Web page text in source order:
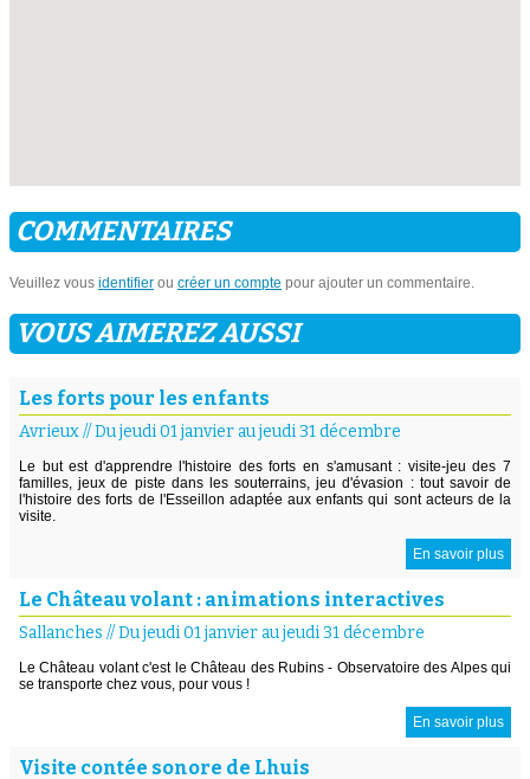
COMMENTAIRES
Veuillez vous identifier ou créer un compte pour ajouter un commentaire.
VOUS AIMEREZ AUSSI
Les forts pour les enfants
Avrieux//Du jeudi 01 janvier au jeudi 31 décembre
Le but est d'apprendre l'histoire des forts en s'amusant : visite-jeu des 7
familles, jeux de piste dans les souterrains, jeu d'évasion : tout savoir de
l'histoire des forts de l'Esseillon adaptée aux enfants qui sont acteurs de la
visite.
En savoir plus
Le Château volant : animations interactives
Sallanches //Du jeudi 01 janvier au jeudi 31 décembre
Le Château volant c'est le Château des Rubins - Observatoire des Alpes qui
se transporte chez vous, pour vous !
En savoir plus
Visite contée sonore de Lhuis